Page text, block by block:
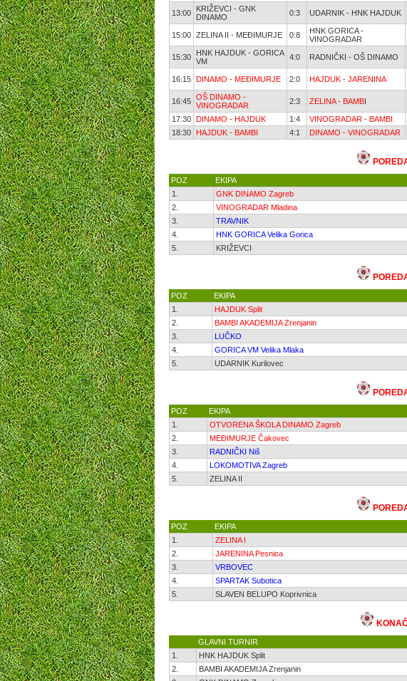
13:00
KRIŽEVCI - GNK
DINAMO
0:3 UDARNIK - HNK HAJDUK
15:00 ZELINA II - MEĐIMURJE 0:8
HNK GORICA -
VINOGRADAR
15:30
HNK HAJDUK - GORICA
VM
4:0 RADNIČKI - OŠ DINAMO
16:15 DINAMO - MEĐIMURJE 2:0 HAJDUK - JARENINA
16:45 OŠ DINAMO -
VINOGRADAR
2:3 ZELINA - BAMBI
17:30 DINAMO - HAJDUK 1:4 VINOGRADAR - BAMBI
18:30
HAJDUK - BAMBI 4:1 DINAMO - VINOGRADAR
POZ EKIPA
1.
GNK DINAMO Zagreb
2.
VINOGRADAR Mladina
3.
TRAVNIK
4.
HNK GORICA Velika Gorica
5.
KRIŽEVCI
POZ EKIPA
1.
HAJDUK Split
2.
BAMBI AKADEMIJA Zrenjanin
3.
LUČKO
4.
GORICA VM Velika Mlaka
5.
UDARNIK Kurilovec
POZ EKIPA
1.
OTVORENA ŠKOLA DINAMO Zagreb
2.
MEĐIMURJE Čakovec
3.
RADNIČKI Niš
4.
LOKOMOTIVA Zagreb
5.
ZELINA II
POZ EKIPA
1.
ZELINA I
2.
JARENINA Pesnica
3.
VRBOVEC
4.
SPARTAK Subotica
5.
SLAVEN BELUPO Koprivnica
GLAVNI TURNIR
1.
HNK HAJDUK Split
2.
BAMBI AKADEMIJA Zrenjanin